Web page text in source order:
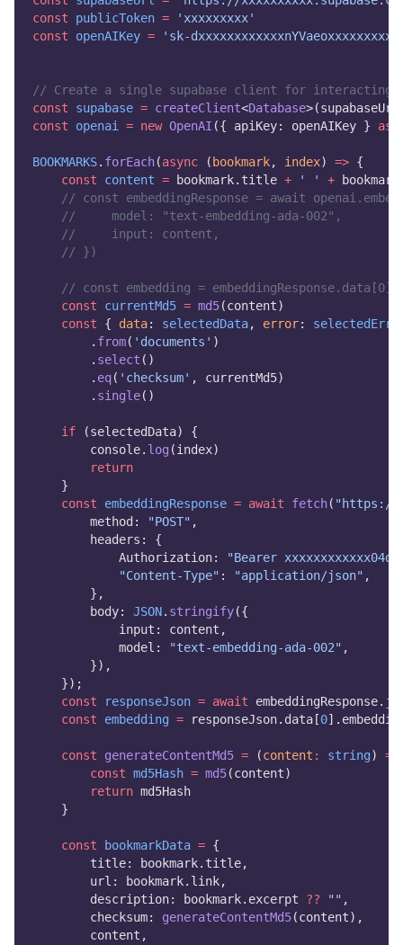
const
publicToken =
'xxxxxxxxx'
const
openAIKey = 'sk-
// Create a single supabase client for interacting
const
supabase = createClient<Database
const
openai = new OpenAI ({ apiKey: openAIKey } as
BOOKMARKS. forEach(async ( bookmark, index) => {
const
content = bookmark.title + ' ' +
// const embeddingResponse = await
//     model: "text-embedding-ada-002",
//     input: content,
// })
// const embedding =
const
currentMd5 = md5(content)
const { data: selectedData, error:
        .
from( 'documents' )
        .
select ()
        .
eq( 'checksum' , currentMd5)
        .
single()
if (selectedData) {
        console.
log (index)
return
    }
const
embeddingResponse = await fetch( "https://
        method:
"POST" ,
        headers: {
            Authorization:
"Bearer
"Content-Type" : "application/json" ,
        },
        body:
JSON. stringify({
            input: content,
            model:
"text-embedding-ada-002" ,
        }),
    });
const
responseJson = await embeddingResponse.
const
embedding = responseJson.data[0
const generateContentMd5 = (content : string) =>
const md5Hash = md5(content)
return md5Hash
    }
const bookmarkData = {
        title: bookmark.title,
        url: bookmark.link,
        description: bookmark.excerpt
?? "" ,
        checksum:
generateContentMd5(content),
        content,